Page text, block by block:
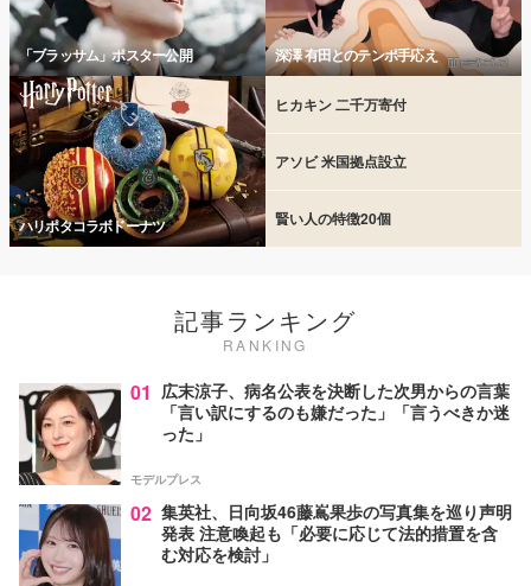
「ブラッサム」ポスター公開 深澤 有田とのテンポ手応え
ハリポタコラボドーナツ
ヒカキン 二千万寄付
アソビ 米国拠点設立
賢い人の特徴20個
記事ランキング
RANKING
01 広末涼子、病名公表を決断した次男からの言葉
「言い訳にするのも嫌だった」「言うべきか迷
った」
モデルプレス
02 集英社、日向坂46藤嶌果歩の写真集を巡り声明
発表 注意喚起も「必要に応じて法的措置を含
む対応を検討」